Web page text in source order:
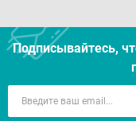
Подписывайтесь,